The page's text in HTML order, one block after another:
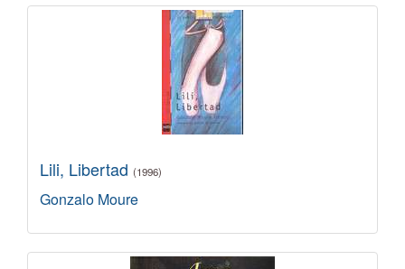
Lili, Libertad (1996)
Gonzalo Moure